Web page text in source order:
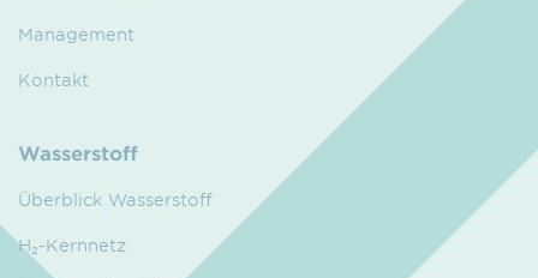
Management
Kontakt
Wasserstoff
Überblick Wasserstoff
H₂-Kernnetz